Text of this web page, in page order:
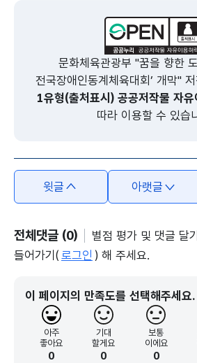
문화체육관광부 "꿈을 향한
전국장애인동계체육대회’ 개막"
1유형(출처표시) 공공저작물 자
따라 이용할 수 있습
윗글 아랫글
전체댓글 (0)
별점 평가 및 댓글 달
들어가기( 로그인 ) 해 주세요.
이 페이지의 만족도를 선택해주세요.
아주
좋아요
0
기대
할게요
0
보통
이에요
0